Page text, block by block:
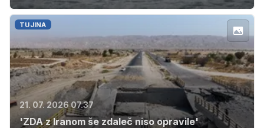
TUJINA
21. 07. 2026 07.37
'ZDA z Iranom še zdaleč niso opravile'